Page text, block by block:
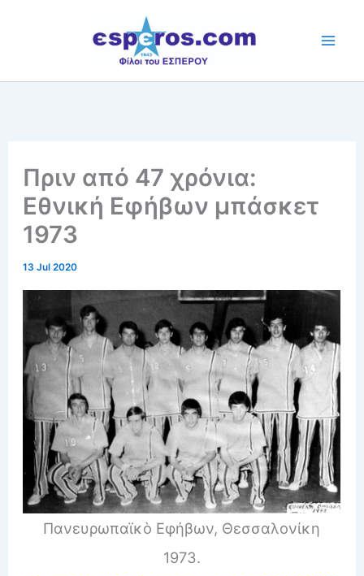
Πριν από 47 χρόνια:
Εθνική Εφήβων μπάσκετ
1973
13 Jul 2020
Πανευρωπαϊκὸ Εφήβων, Θεσσαλονίκη
1973.